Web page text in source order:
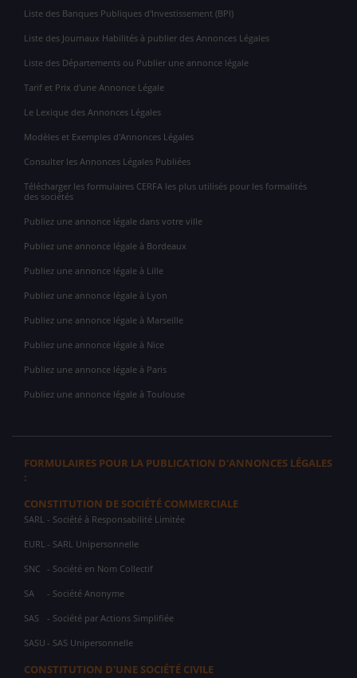
Liste des Banques Publiques d'Investissement (BPI)
Liste des Journaux Habilités à publier des Annonces Légales
Liste des Départements ou Publier une annonce légale
Tarif et Prix d'une Annonce Légale
Le Lexique des Annonces Légales
Modèles et Exemples d'Annonces Légales
Consulter les Annonces Légales Publiées
Télécharger les formulaires CERFA les plus utilisés pour les formalités
des sociétés
Publiez une annonce légale dans votre ville
Publiez une annonce légale à Bordeaux
Publiez une annonce légale à Lille
Publiez une annonce légale à Lyon
Publiez une annonce légale à Marseille
Publiez une annonce légale à Nice
Publiez une annonce légale à Paris
Publiez une annonce légale à Toulouse
FORMULAIRES POUR LA PUBLICATION D'ANNONCES LÉGALES
:
CONSTITUTION DE SOCIÉTÉ COMMERCIALE
SARL - Société à Responsabilité Limitée
EURL - SARL Unipersonnelle
SNC - Société en Nom Collectif
SA - Société Anonyme
SAS - Société par Actions Simplifiée
SASU - SAS Unipersonnelle
CONSTITUTION D'UNE SOCIÉTÉ CIVILE